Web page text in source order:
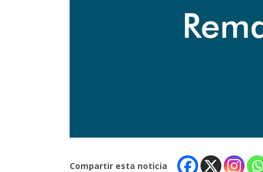
Compartir esta noticia